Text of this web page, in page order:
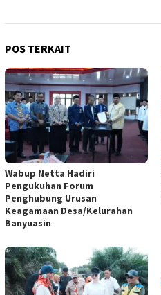
POS TERKAIT
Wabup Netta Hadiri
Pengukuhan Forum
Penghubung Urusan
Keagamaan Desa/Kelurahan
Banyuasin